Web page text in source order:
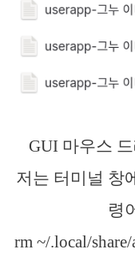
GUI 마우스
저는 터미널 창
령
rm ~/.local/